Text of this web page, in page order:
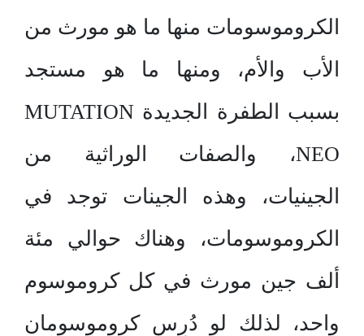
الكروموسومات منها ما هو مورث من
الأب والأم، ومنها ما هو مستجد
بسبب الطفرة الجديدة MUTATION
NEO، والصفات الوراثية من
الجينيات، وهذه الجينات توجد في
الكروموسومات، وهناك حوالي مئة
ألف جين مورث في كل كروموسوم
واحد، لذلك لو دُرِس كروموسومان